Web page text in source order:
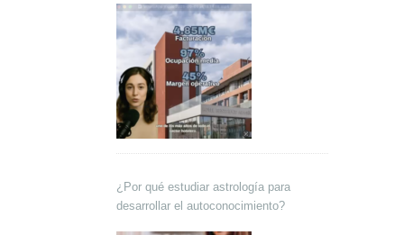
¿Por qué estudiar astrología para
desarrollar el autoconocimiento?